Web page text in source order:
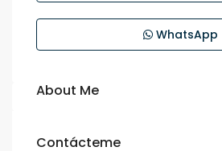
WhatsApp
About Me
Contácteme